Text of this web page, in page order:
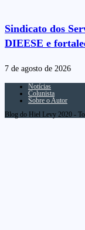
Sindicato dos
DIEESE e
7 de agosto de 2026
Notícias
Colunista
Sobre o Autor
Blog do Hiel Levy 2020 -